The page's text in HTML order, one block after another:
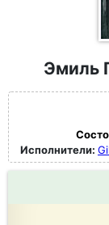
Эмиль
Исполнители: